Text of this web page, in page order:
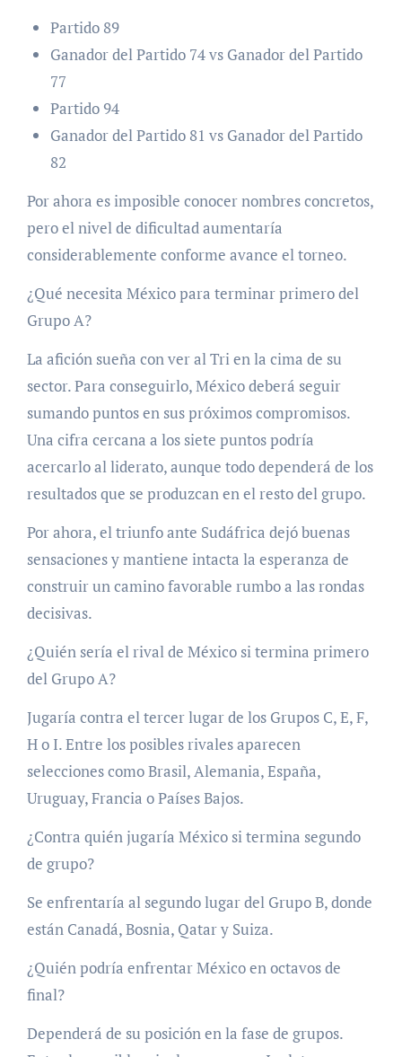
Partido 89
Ganador del Partido 74 vs Ganador del Partido
77
Partido 94
Ganador del Partido 81 vs Ganador del Partido
82
Por ahora es imposible conocer nombres concretos,
pero el nivel de dificultad aumentaría
considerablemente conforme avance el torneo.
¿Qué necesita México para terminar primero del
Grupo A?
La afición sueña con ver al Tri en la cima de su
sector. Para conseguirlo, México deberá seguir
sumando puntos en sus próximos compromisos.
Una cifra cercana a los siete puntos podría
acercarlo al liderato, aunque todo dependerá de los
resultados que se produzcan en el resto del grupo.
Por ahora, el triunfo ante Sudáfrica dejó buenas
sensaciones y mantiene intacta la esperanza de
construir un camino favorable rumbo a las rondas
decisivas.
¿Quién sería el rival de México si termina primero
del Grupo A?
Jugaría contra el tercer lugar de los Grupos C, E, F,
H o I. Entre los posibles rivales aparecen
selecciones como Brasil, Alemania, España,
Uruguay, Francia o Países Bajos.
¿Contra quién jugaría México si termina segundo
de grupo?
Se enfrentaría al segundo lugar del Grupo B, donde
están Canadá, Bosnia, Qatar y Suiza.
¿Quién podría enfrentar México en octavos de
final?
Dependerá de su posición en la fase de grupos.